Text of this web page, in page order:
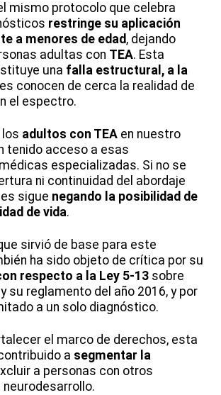
mismo protocolo que celebra
restringe su aplicación
a menores de edad, dejando
adultas con TEA. Esta
una falla estructural, a la
conocen de cerca la realidad de
el espectro.
los adultos con TEA en nuestro
tenido acceso a esas
especializadas. Si no se
ni continuidad del abordaje
sigue negando la posibilidad de
de vida.
sirvió de base para este
ha sido objeto de crítica por su
respecto a la Ley 5-13 sobre
su reglamento del año 2016, y por
a un solo diagnóstico.
el marco de derechos, esta
a segmentar la
a personas con otros